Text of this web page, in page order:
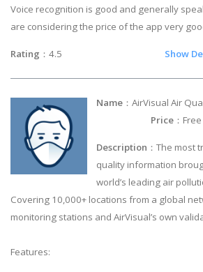
Voice recognition is good and generally
are considering the price of the app very
Rating ：4.5 Show
Name ：AirVisual
Price ：Free
Description ：The most
quality information
world’s leading air
Covering 10,000+ locations from a global
monitoring stations and AirVisual’s own
Features: